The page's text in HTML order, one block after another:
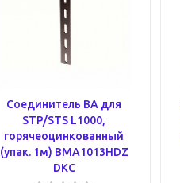
Соединитель BA для
STP/STS L1000,
горячеоцинкованный
(упак. 1м) BMA1013HDZ
DKC